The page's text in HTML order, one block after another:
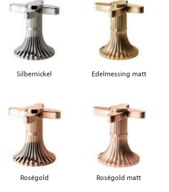
Silbernickel Edelmessing matt
Roségold Roségold matt